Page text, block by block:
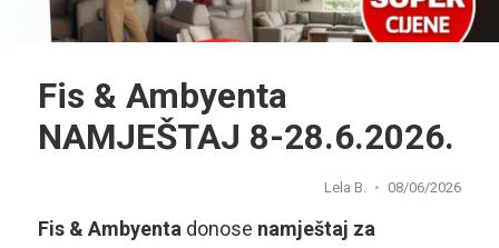
Fis & Ambyenta
NAMJEŠTAJ 8-28.6.2026.
Lela B. 08/06/2026
Fis & Ambyenta donose namještaj za